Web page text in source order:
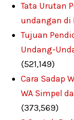
Tata Urutan
undangan di
Tujuan
Undang-
(521,149)
Cara Sadap
WA Simpel
(373,569)